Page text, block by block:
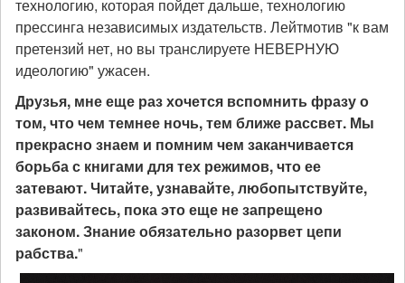
технологию, которая пойдет дальше, технологию
прессинга независимых издательств. Лейтмотив "к вам
претензий нет, но вы транслируете НЕВЕРНУЮ
идеологию" ужасен.
Друзья, мне еще раз хочется вспомнить фразу о
том, что чем темнее ночь, тем ближе рассвет. Мы
прекрасно знаем и помним чем заканчивается
борьба с книгами для тех режимов, что ее
затевают. Читайте, узнавайте, любопытствуйте,
развивайтесь, пока это еще не запрещено
законом. Знание обязательно разорвет цепи
рабства."